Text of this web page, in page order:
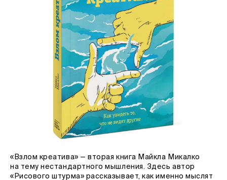
«Взлом креатива» — вторая книга Майкла Микалко
на тему нестандартного мышления. Здесь автор
«Рисового штурма» рассказывает, как именно мыслят